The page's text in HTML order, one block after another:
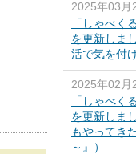
2025年03月
「しゃべく
を更新しま
活で気を付
2025年02月
「しゃべく
を更新しま
もやってき
～』）